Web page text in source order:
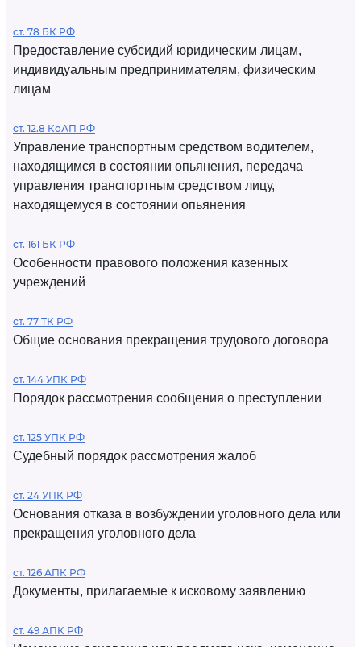
ст. 78 БК РФ
Предоставление субсидий юридическим лицам,
индивидуальным предпринимателям, физическим
лицам
ст. 12.8 КоАП РФ
Управление транспортным средством водителем,
находящимся в состоянии опьянения, передача
управления транспортным средством лицу,
находящемуся в состоянии опьянения
ст. 161 БК РФ
Особенности правового положения казенных
учреждений
ст. 77 ТК РФ
Общие основания прекращения трудового договора
ст. 144 УПК РФ
Порядок рассмотрения сообщения о преступлении
ст. 125 УПК РФ
Судебный порядок рассмотрения жалоб
ст. 24 УПК РФ
Основания отказа в возбуждении уголовного дела или
прекращения уголовного дела
ст. 126 АПК РФ
Документы, прилагаемые к исковому заявлению
ст. 49 АПК РФ